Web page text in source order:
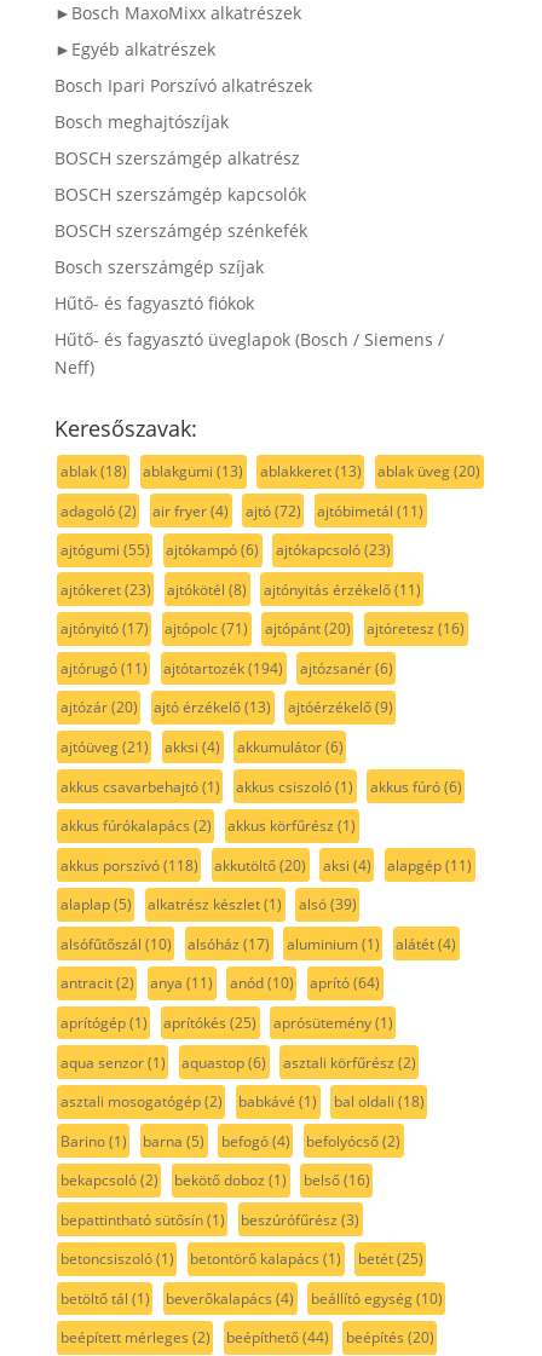
►Bosch MaxoMixx alkatrészek
►Egyéb alkatrészek
Bosch Ipari Porszívó alkatrészek
Bosch meghajtószíjak
BOSCH szerszámgép alkatrész
BOSCH szerszámgép kapcsolók
BOSCH szerszámgép szénkefék
Bosch szerszámgép szíjak
Hűtő- és fagyasztó fiókok
Hűtő- és fagyasztó üveglapok (Bosch / Siemens /
Neff)
Keresőszavak:
ablak(18) ablakgumi (13) ablakkeret(13) ablak üveg(20)
adagoló(2) air fryer(4) ajtó(72) ajtóbimetál (11)
ajtógumi (55) ajtókampó(6) ajtókapcsoló(23)
ajtókeret(23) ajtókötél (8) ajtónyitás érzékelő(11)
ajtónyitó(17) ajtópolc(71) ajtópánt(20) ajtóretesz (16)
ajtórugó(11) ajtótartozék(194) ajtózsanér(6)
ajtózár(20) ajtó érzékelő(13) ajtóérzékelő(9)
ajtóüveg(21) akksi (4) akkumulátor(6)
akkus csavarbehajtó(1) akkus csiszoló(1) akkus fúró(6)
akkus fúrókalapács (2) akkus körfűrész (1)
akkus porszívó(118) akkutöltő(20) aksi (4) alapgép(11)
alaplap(5) alkatrész készlet(1) alsó(39)
alsófűtőszál (10) alsóház (17) aluminium(1) alátét(4)
antracit(2) anya (11) anód(10) aprító(64)
aprítógép(1) aprítókés (25) aprósütemény(1)
aqua senzor(1) aquastop(6) asztali körfűrész (2)
asztali mosogatógép(2) babkávé (1) bal oldali (18)
Barino(1) barna (5) befogó(4) befolyócső(2)
bekapcsoló(2) bekötő doboz (1) belső(16)
bepattintható sütősín(1) beszúrófűrész (3)
betoncsiszoló(1) betontörő kalapács (1) betét(25)
betöltő tál (1) beverőkalapács (4) beállító egység(10)
beépített mérleges (2) beépíthető(44) beépítés (20)